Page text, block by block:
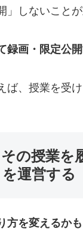
しないことが
画・限定公
、授業を受け
の授業を
運営する
を変えるかも